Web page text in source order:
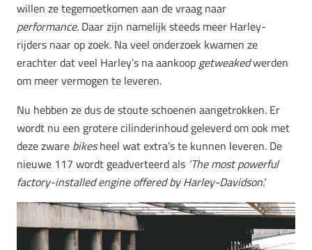
willen ze tegemoetkomen aan de vraag naar
performance. Daar zijn namelijk steeds meer Harley-
rijders naar op zoek. Na veel onderzoek kwamen ze
erachter dat veel Harley’s na aankoopgetweakedwerden
om meer vermogen te leveren.
Nu hebben ze dus de stoute schoenen aangetrokken. Er
wordt nu een grotere cilinderinhoud geleverd om ook met
deze zware bikesheel wat extra’s te kunnen leveren. De
nieuwe 117 wordt geadverteerd als ‘The most powerful
factory-installed engine offered by Harley-Davidson’.